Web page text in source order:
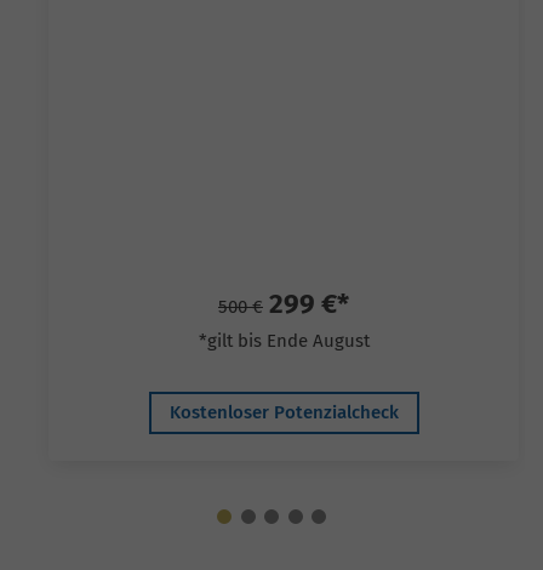
500 € 299 €*
*gilt bis Ende August
Kostenloser Potenzialcheck